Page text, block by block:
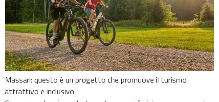
Massari: questo è un progetto che promuove il turismo
attrattivo e inclusivo.